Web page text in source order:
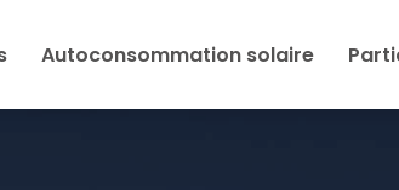
Autoconsommation solaire